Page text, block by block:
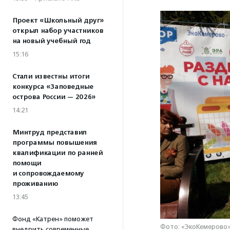
Проект «Школьный друг»
открыл набор участников
на новый учебный год
15:16
Стали известны итоги
конкурса «Заповедные
острова России — 2026»
14:21
Минтруд представил
программы повышения
квалификации по ранней
помощи
и сопровождаемому
проживанию
13:45
Фонд «Катрен» поможет
Фото: